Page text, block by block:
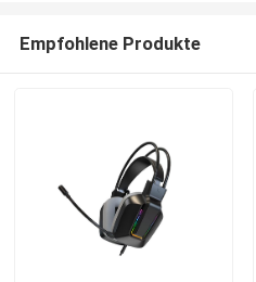
Empfohlene Produkte